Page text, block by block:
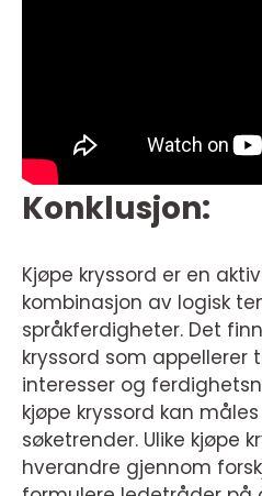
Konklusjon:
Kjøpe kryssord er en
kombinasjon av logisk
språkferdigheter. Det
kryssord som appellerer
interesser og
kjøpe kryssord kan
søketrender. Ulike kjøpe
hverandre gjennom